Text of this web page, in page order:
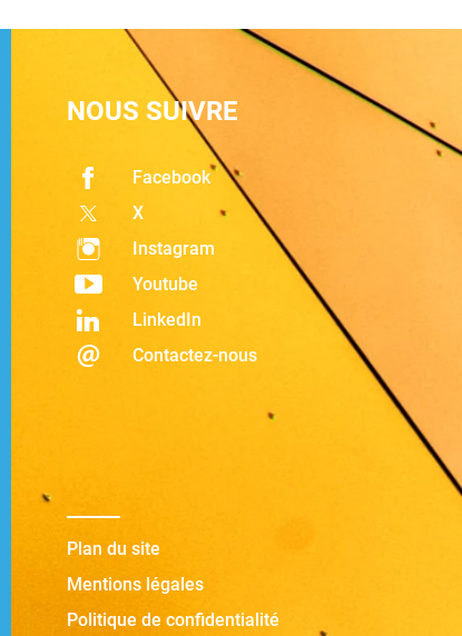
NOUS SUIVRE
Facebook
X
Instagram
Youtube
LinkedIn
Contactez-nous
Plan du site
Mentions légales
Politique de confidentialité